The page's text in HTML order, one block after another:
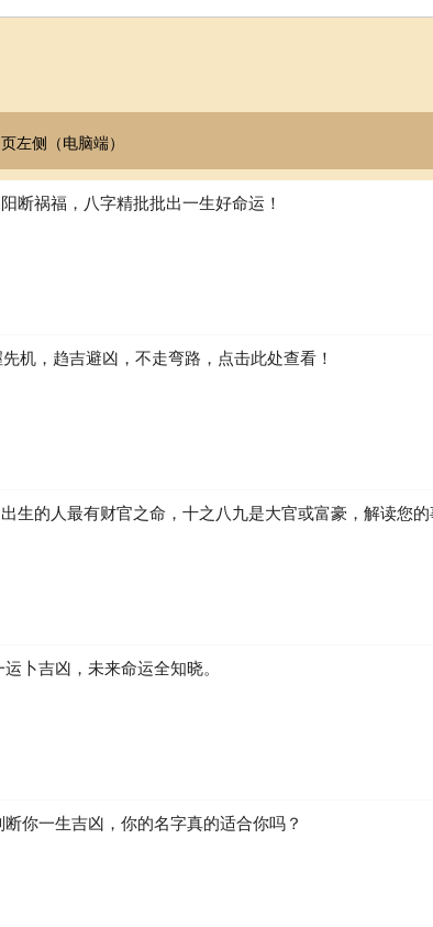
左侧（电脑端）
断祸福，八字精批批出一生好命运！
机，趋吉避凶，不走弯路，点击此处查看！
生的人最有财官之命，十之八九是大官或富豪，解读您的
卜吉凶，未来命运全知晓。
你一生吉凶，你的名字真的适合你吗？